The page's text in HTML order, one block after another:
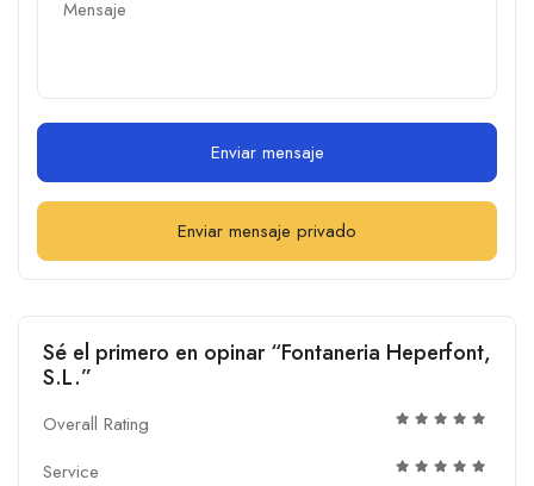
Enviar mensaje
Enviar mensaje privado
Sé el primero en opinar “Fontaneria Heperfont,
S.L.”
Overall Rating
Service